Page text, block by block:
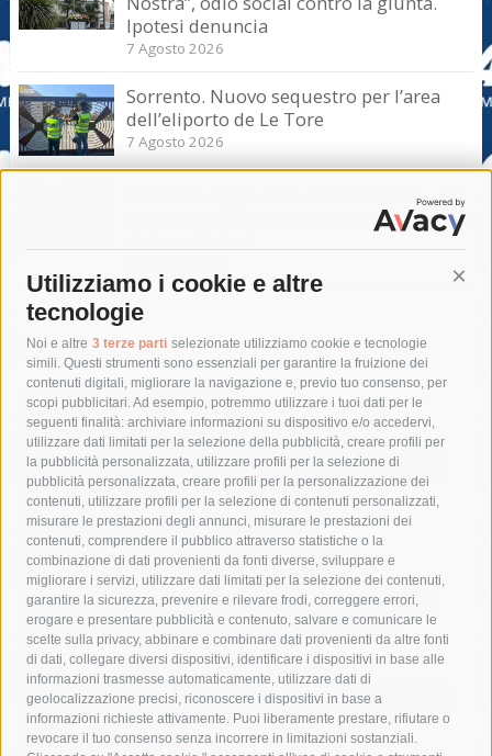
Utilizziamo i cookie e altre
tecnologie
Noi e altre 3 terze parti selezionate utilizziamo cookie e tecnologie
simili. Questi strumenti sono essenziali per garantire la fruizione dei
contenuti digitali, migliorare la navigazione e, previo tuo consenso, per
scopi pubblicitari. Ad esempio, potremmo utilizzare i tuoi dati per le
seguenti finalità: archiviare informazioni su dispositivo e/o accedervi,
utilizzare dati limitati per la selezione della pubblicità, creare profili per
la pubblicità personalizzata, utilizzare profili per la selezione di
pubblicità personalizzata, creare profili per la personalizzazione dei
contenuti, utilizzare profili per la selezione di contenuti personalizzati,
misurare le prestazioni degli annunci, misurare le prestazioni dei
contenuti, comprendere il pubblico attraverso statistiche o la
combinazione di dati provenienti da fonti diverse, sviluppare e
migliorare i servizi, utilizzare dati limitati per la selezione dei contenuti,
garantire la sicurezza, prevenire e rilevare frodi, correggere errori,
erogare e presentare pubblicità e contenuto, salvare e comunicare le
scelte sulla privacy, abbinare e combinare dati provenienti da altre fonti
di dati, collegare diversi dispositivi, identificare i dispositivi in base alle
informazioni trasmesse automaticamente, utilizzare dati di
geolocalizzazione precisi, riconoscere i dispositivi in base a
informazioni richieste attivamente. Puoi liberamente prestare, rifiutare o
revocare il tuo consenso senza incorrere in limitazioni sostanziali.
Ipotesi denuncia
7 Agosto 2026
Sorrento. Nuovo sequestro per l’area
dell’eliporto de Le Tore
7 Agosto 2026
Sorrento. Aggredisce sessualmente una
turista e le strappa il portafogli, fermato
Tag
acqua allerta meteo
anas
area marina protetta di punta campanella
arresto
Asl Napoli 3 sud
capitaneria di porto capri
carabinieri
castellammare di stabia
circumvesuviana
comune di sorrento
concerto
contagi
costiera amalfitana
covid-19 eav
elezioni
fondazione sorrento
gori guardia costiera
incidente
lavori
lorenzo balducelli mare
massa lubrense
massimo coppola
Meta napoli
ordinanza
penisola sorrentina
piano di sorrento
polizia municipale
protezione civile
Regione Campania
sant'agnello